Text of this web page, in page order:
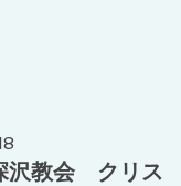
沢教会 クリス